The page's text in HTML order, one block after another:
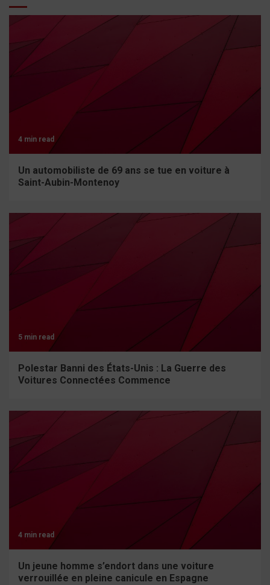
4 min read
Un automobiliste de 69 ans se tue en voiture à
Saint-Aubin-Montenoy
5 min read
Polestar Banni des États-Unis : La Guerre des
Voitures Connectées Commence
4 min read
Un jeune homme s’endort dans une voiture
verrouillée en pleine canicule en Espagne